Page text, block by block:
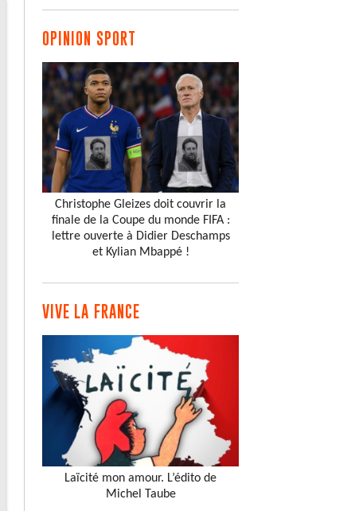
OPINION SPORT
Christophe Gleizes doit couvrir la
finale de la Coupe du monde FIFA :
lettre ouverte à Didier Deschamps
et Kylian Mbappé !
VIVE LA FRANCE
Laïcité mon amour. L’édito de
Michel Taube